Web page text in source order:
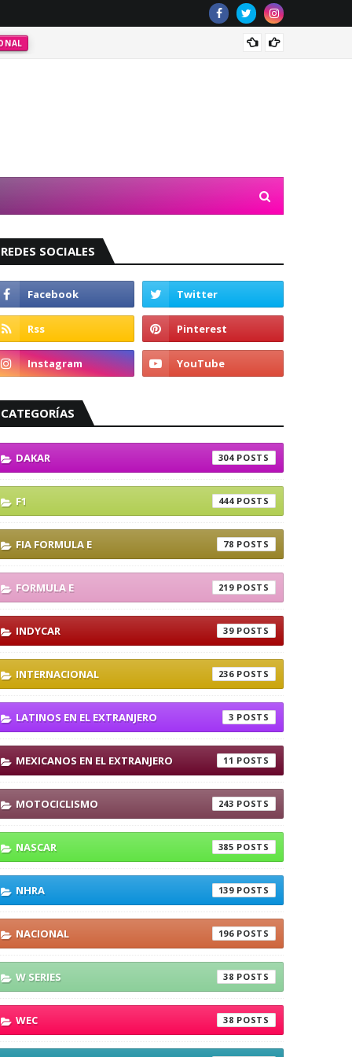
REDES SOCIALES
CATEGORÍAS
DAKAR 304
F1 444
FIA FORMULA E 78
FORMULA E 219
INDYCAR 39
INTERNACIONAL 236
LATINOS EN EL EXTRANJERO 3
MEXICANOS EN EL EXTRANJERO 11
MOTOCICLISMO 243
NASCAR 385
NHRA 139
NACIONAL 196
W SERIES 38
WEC 38